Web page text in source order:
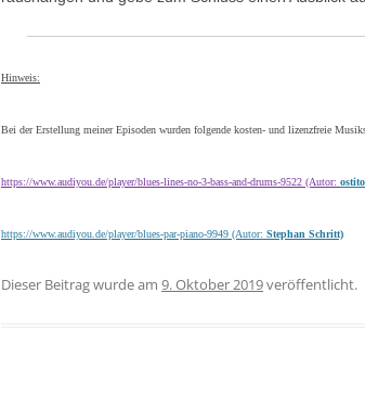
Hinweis:
Bei der Erstellung meiner Episoden wurden folgende kosten- und lizenzfreie
https://www.audiyou.de/player/blues-lines-no-3-bass-and-drums-9522 (Autor:
https://www.audiyou.de/player/blues-par-piano-9949 (Autor: Stephan Schritt)
Dieser Beitrag wurde am 9. Oktober 2019veröffentlicht.